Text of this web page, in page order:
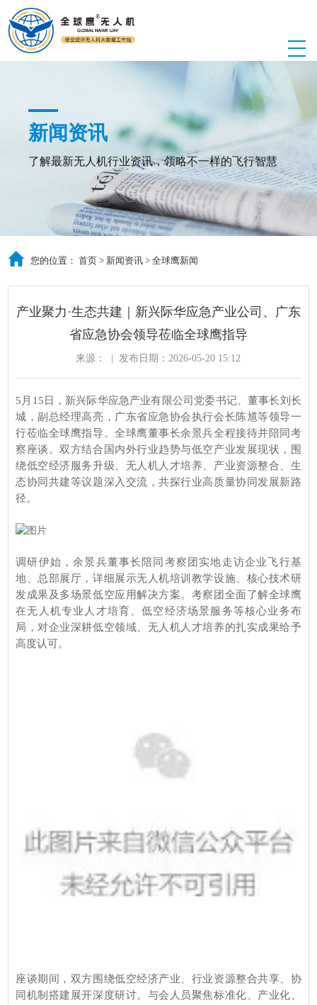
新闻资讯
了解最新无人机行业资讯，领略不一样的飞行智慧
您的位置：首页 > 新闻资讯 >全球鹰新闻
产业聚力·生态共建｜新兴际华应急产业公司、广东
省应急协会领导莅临全球鹰指导
来源： 发布日期：2026-05-20 15:12
5月15日，新兴际华应急产业有限公司 党委书记、董事长刘长
城，副总经理高亮，广东省应急协会执行会长陈馗等领导一
行莅临全球鹰指导。全球鹰董事长余景兵全程接待并陪同考
察座谈。双方结合国内外行业趋势与低空产业发展现状，围
绕低空经济服务升级、无人机人才培养、产业资源整合、生
态协同共建等议题深入交流，共探行业高质量协同发展新路
径。
调研伊始，余景兵董事长陪同考察团实地走访企业飞行基
地、总部展厅，详细展示无人机培训教学设施、核心技术研
发成果及多场景低空应用解决方案。考察团全面了解全球鹰
在无人机专业人才培育、低空经济场景服务等核心业务布
局，对企业深耕低空领域、无人机人才培养的扎实成果给予
高度认可。
座谈期间，双方围绕低空经济产业、行业资源整合共享、协
同机制搭建展开深度研讨。 与会人员聚焦标准化、产业化、